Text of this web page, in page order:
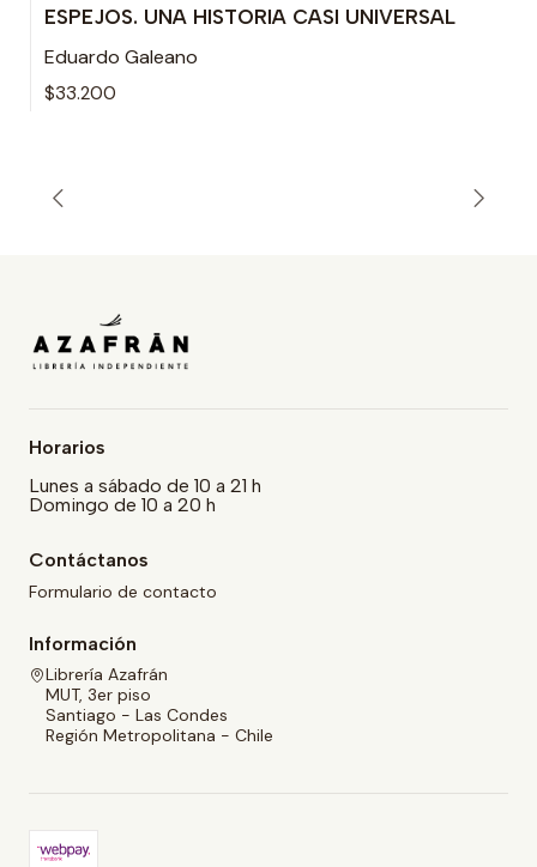
ESPEJOS. UNA HISTORIA CASI UNIVERSAL
Eduardo Galeano
$33.200
Horarios
Lunes a sábado de 10 a 21 h
Domingo de 10 a 20 h
Contáctanos
Formulario de contacto
Información
Librería Azafrán
MUT, 3er piso
Santiago - Las Condes
Región Metropolitana - Chile